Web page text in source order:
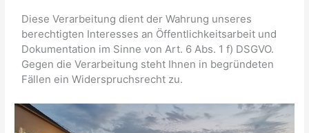
Diese Verarbeitung dient der Wahrung unseres
berechtigten Interesses an Öffentlichkeitsarbeit und
Dokumentation im Sinne von Art. 6 Abs. 1 f) DSGVO.
Gegen die Verarbeitung steht Ihnen in begründeten
Fällen ein Widerspruchsrecht zu.